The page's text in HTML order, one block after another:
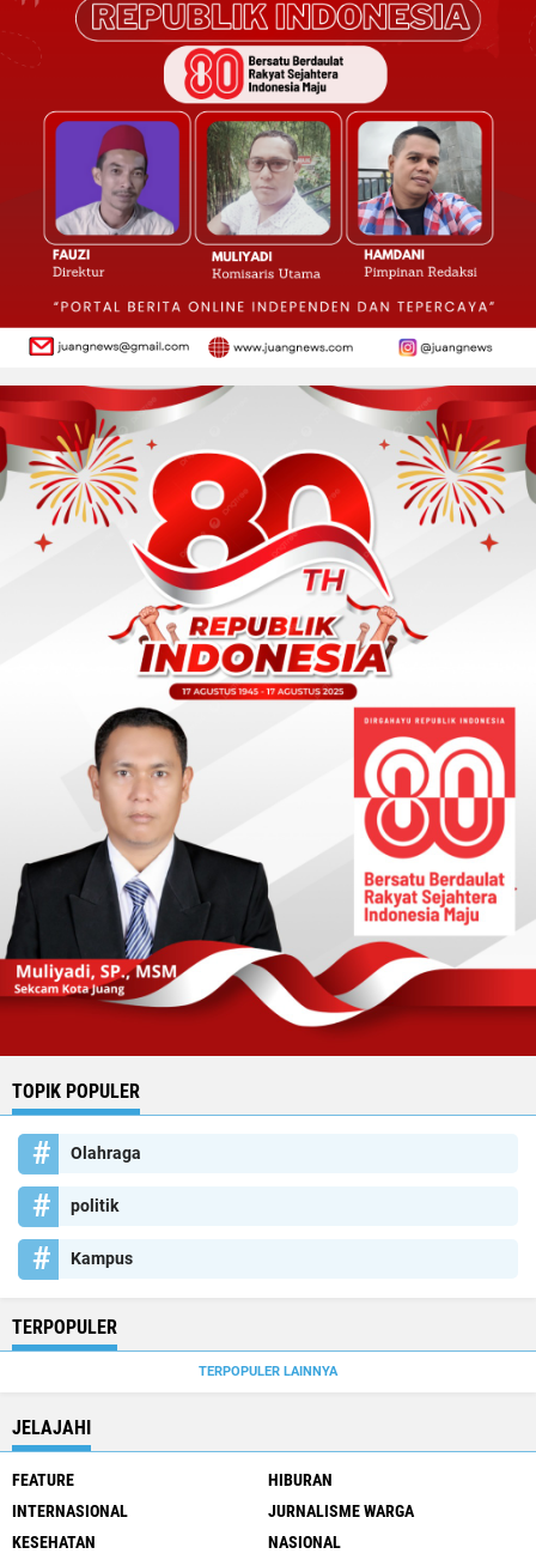
TOPIK POPULER
Olahraga
politik
Kampus
TERPOPULER
TERPOPULER LAINNYA
JELAJAHI
FEATURE
HIBURAN
INTERNASIONAL
JURNALISME WARGA
KESEHATAN
NASIONAL